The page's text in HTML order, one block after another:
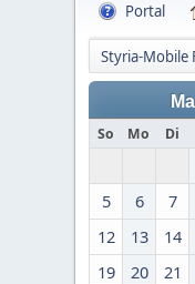
Portal
Styria-Mobile
So Mo Di
5
6 7
12
13 14
19
20 21